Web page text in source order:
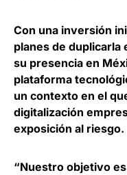
Con una inversión
planes de duplicarla
su presencia en
plataforma
un contexto en el
digitalización
exposición al riesgo.
“Nuestro objetivo